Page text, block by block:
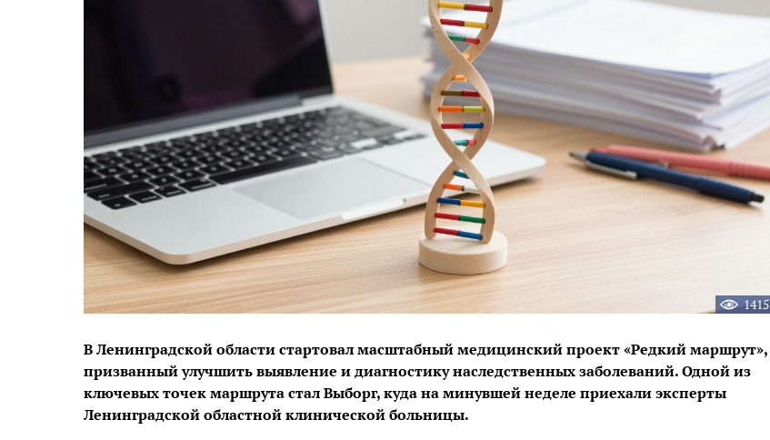
1415
В Ленинградской области стартовал масштабный медицинский проект «Редкий маршрут»,
призванный улучшить выявление и диагностику наследственных заболеваний. Одной из
ключевых точек маршрута стал Выборг, куда на минувшей неделе приехали эксперты
Ленинградской областной клинической больницы.